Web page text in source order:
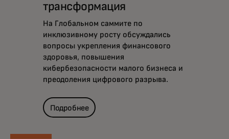
трансформация
На Глобальном саммите по
инклюзивному росту обсуждались
вопросы укрепления финансового
здоровья, повышения
кибербезопасности малого бизнеса и
преодоления цифрового разрыва.
Подробнее